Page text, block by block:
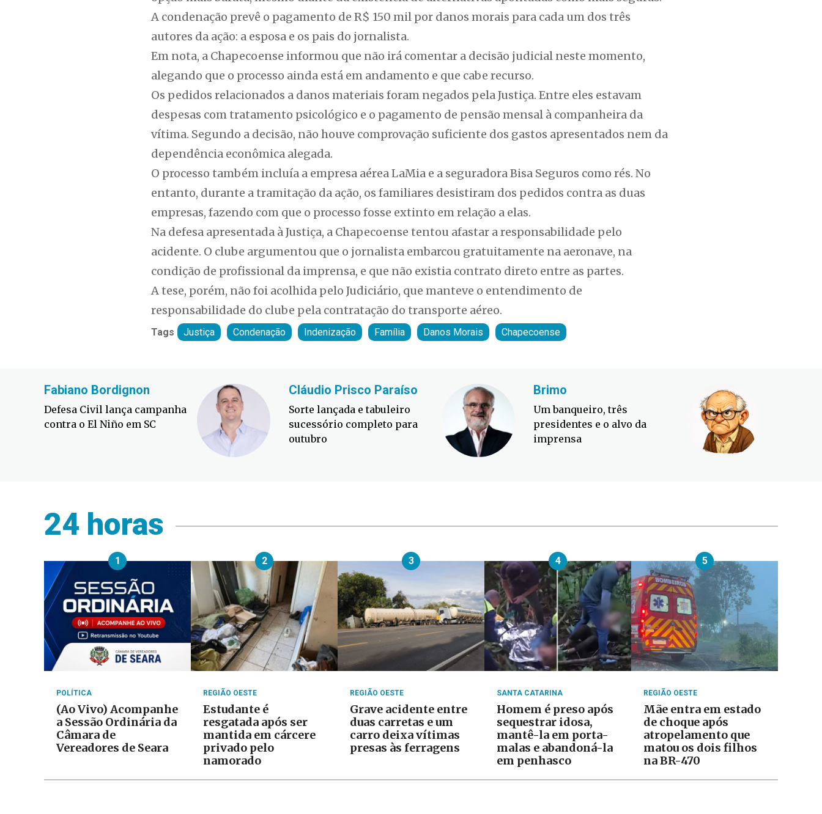
A condenação prevê o pagamento de R$ 150 mil por danos morais para cada um dos três
autores da ação: a esposa e os pais do jornalista.
Em nota, a Chapecoense informou que não irá comentar a decisão judicial neste momento,
alegando que o processo ainda está em andamento e que cabe recurso.
Os pedidos relacionados a danos materiais foram negados pela Justiça. Entre eles estavam
despesas com tratamento psicológico e o pagamento de pensão mensal à companheira da
vítima. Segundo a decisão, não houve comprovação suficiente dos gastos apresentados nem da
dependência econômica alegada.
O processo também incluía a empresa aérea LaMia e a seguradora Bisa Seguros como rés. No
entanto, durante a tramitação da ação, os familiares desistiram dos pedidos contra as duas
empresas, fazendo com que o processo fosse extinto em relação a elas.
Na defesa apresentada à Justiça, a Chapecoense tentou afastar a responsabilidade pelo
acidente. O clube argumentou que o jornalista embarcou gratuitamente na aeronave, na
condição de profissional da imprensa, e que não existia contrato direto entre as partes.
A tese, porém, não foi acolhida pelo Judiciário, que manteve o entendimento de
responsabilidade do clube pela contratação do transporte aéreo.
Tags Justiça Condenação Indenização Família Danos Morais Chapecoense
Fabiano Bordignon
Defesa Civil lança campanha
contra o El Niño em SC
Cláudio Prisco Paraíso
Sorte lançada e tabuleiro
sucessório completo para
outubro
Brimo
Um banqueiro, três
presidentes e o alvo da
imprensa
24 horas
1
POLÍTICA
(Ao Vivo) Acompanhe
a Sessão Ordinária da
Câmara de
Vereadores de Seara
2
REGIÃO OESTE
Estudante é
resgatada após ser
mantida em cárcere
privado pelo
namorado
3
REGIÃO OESTE
Grave acidente entre
duas carretas e um
carro deixa vítimas
presas às ferragens
4
SANTA CATARINA
Homem é preso após
sequestrar idosa,
mantê-la em porta-
malas e abandoná-la
em penhasco
5
REGIÃO OESTE
Mãe entra em estado
de choque após
atropelamento que
matou os dois filhos
na BR-470